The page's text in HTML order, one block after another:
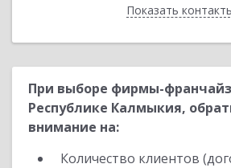
ПоказатьНазад
При выборе фирмы-
Республике Калмыкия,
внимание на:
Количество клиентов